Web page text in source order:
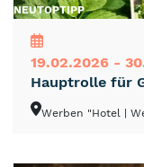
NEUTOPTIPP
19.02.2026 -
Hauptrolle für
Werben "Hotel |